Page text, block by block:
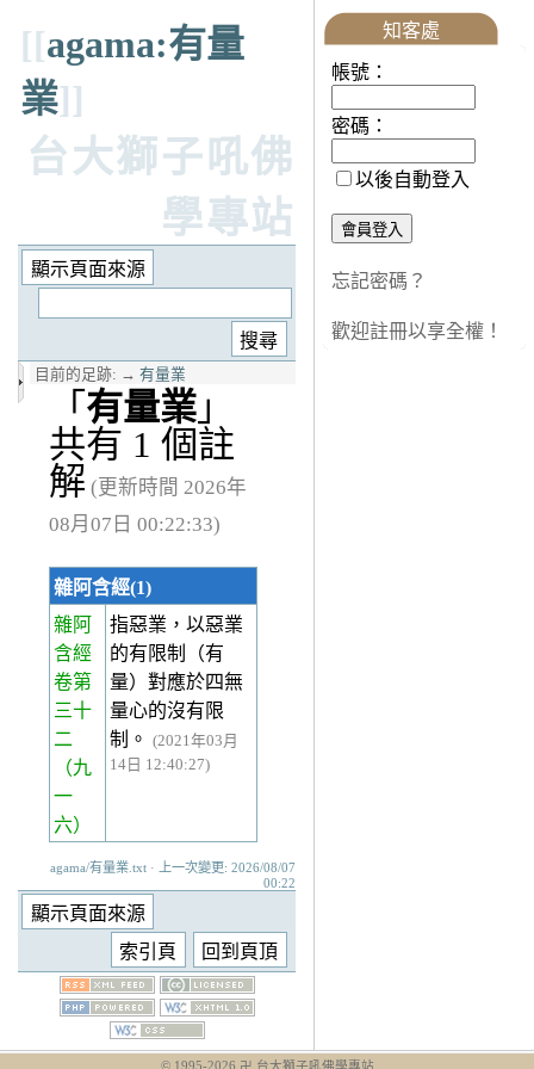
[[agama:有量
業]]
台大獅子吼佛
學專站
目前的足跡: → 有量業
「 有量業 」
共有 1 個註
解 (更新時間 2026年
08月07日 00:22:33)
雜阿含經(1)
雜阿
含經
卷第
三十
二
（九
一
六）
指惡業，以惡業
的有限制（有
量）對應於四無
量心的沒有限
制。
(2021年03月
14日 12:40:27)
agama/有量業.txt · 上一次變更: 2026/08/07
00:22
知客處
帳號：
密碼：
以後自動登入
忘記密碼？
歡迎註冊以享全權！
© 1995-2026 卍 台大獅子吼佛學專站